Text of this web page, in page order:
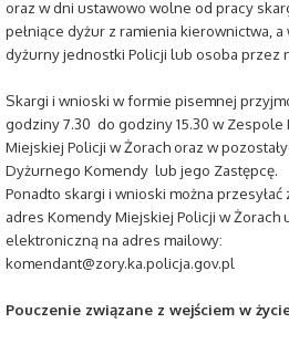
oraz w dni ustawowo wolne od pracy
pełniące dyżur z ramienia kierownictwa,
dyżurny jednostki Policji lub osoba przez
Skargi i wnioski w formie pisemnej
godziny 7.30 do godziny 15.30 w
Miejskiej Policji w Żorach oraz w
Dyżurnego Komendy lub jego Zastępcę.
Ponadto skargi i wnioski można
adres Komendy Miejskiej Policji w Żorach
elektroniczną na adres mailowy:
komendant@zory.ka.policja.gov.pl
Pouczenie związane z wejściem w